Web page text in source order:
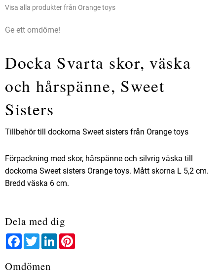
Visa alla produkter från Orange toys
Ge ett omdöme!
Docka Svarta skor, väska
och hårspänne, Sweet
Sisters
Tillbehör till dockorna Sweet sisters från Orange toys
Förpackning med skor, hårspänne och silvrig väska till
dockorna Sweet sisters Orange toys. Mått skorna L 5,2 cm.
Bredd väska 6 cm.
Dela med dig
FacebookTwitterLinkedIn
Omdömen